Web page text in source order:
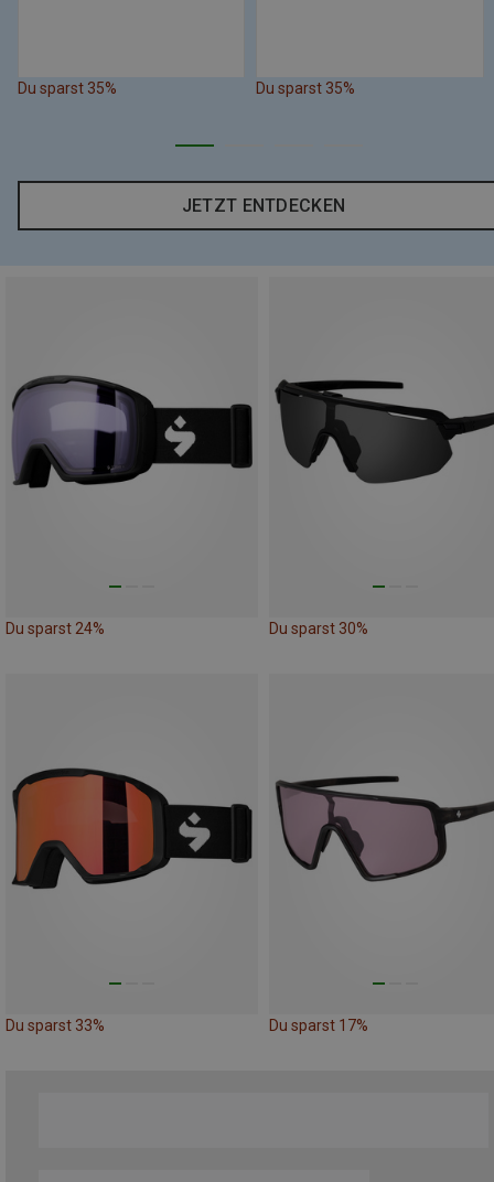
Du sparst 35% Du sparst 35%
JETZT ENTDECKEN
Du sparst 24% Du sparst 30%
Du sparst 33% Du sparst 17%